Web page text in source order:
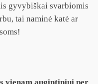
gyvybiškai svarbiomis
tai naminė katė ar
vienam augintiniui per